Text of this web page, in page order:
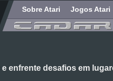
Sobre Atari Jogos Atari
enfrente desafios em